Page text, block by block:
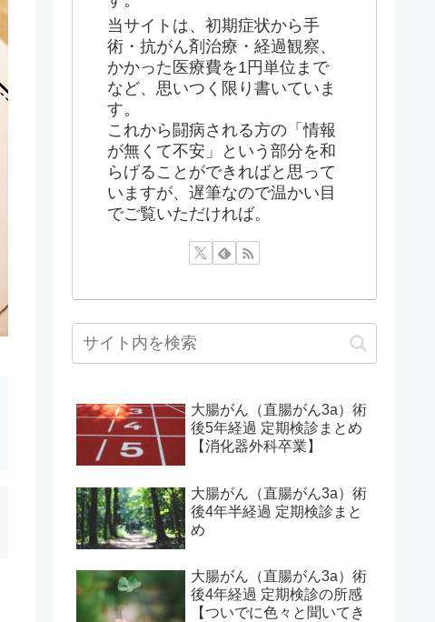
当サイトは、初期症状から手
術・抗がん剤治療・経過観察、
かかった医療費を1円単位まで
など、思いつく限り書いていま
す。
これから闘病される方の「情報
が無くて不安」という部分を和
らげることができればと思って
いますが、遅筆なので温かい目
でご覧いただければ。
大腸がん（直腸がん3a）術
後5年経過 定期検診まとめ
【消化器外科卒業】
大腸がん（直腸がん3a）術
後4年半経過 定期検診まと
め
大腸がん（直腸がん3a）術
後4年経過 定期検診の所感
【ついでに色々と聞いてき